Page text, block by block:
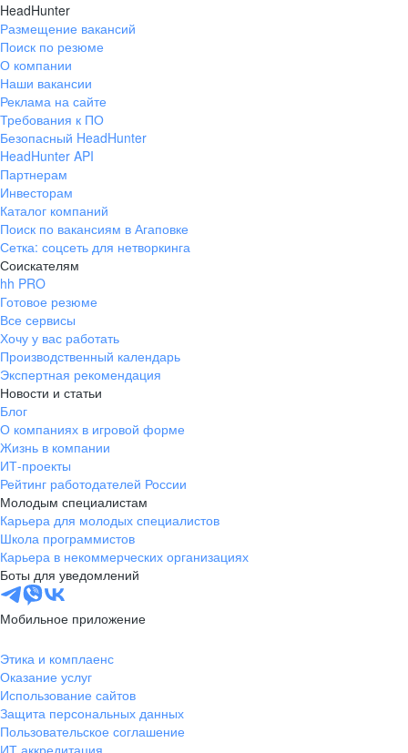
HeadHunter
Размещение вакансий
Поиск по резюме
О компании
Наши вакансии
Реклама на сайте
Требования к ПО
Безопасный HeadHunter
HeadHunter API
Партнерам
Инвесторам
Каталог компаний
Поиск по вакансиям в Агаповке
Сетка: соцсеть для нетворкинга
Соискателям
hh PRO
Готовое резюме
Все сервисы
Хочу у вас работать
Производственный календарь
Экспертная рекомендация
Новости и статьи
Блог
О компаниях в игровой форме
Жизнь в компании
ИТ-проекты
Рейтинг работодателей России
Молодым специалистам
Карьера для молодых специалистов
Школа программистов
Карьера в некоммерческих организациях
Боты для уведомлений
Мобильное приложение
Этика и комплаенс
Оказание услуг
Использование сайтов
Защита персональных данных
Пользовательское соглашение